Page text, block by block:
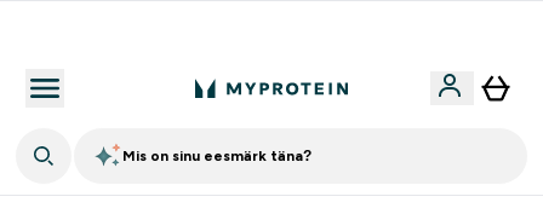
Mis on sinu eesmärk täna?